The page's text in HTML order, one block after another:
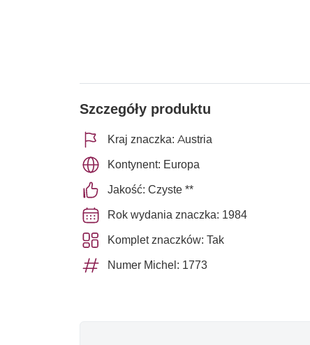
Szczegóły produktu
Kraj znaczka: Austria
Kontynent: Europa
Jakość: Czyste **
Rok wydania znaczka: 1984
Komplet znaczków: Tak
Numer Michel: 1773